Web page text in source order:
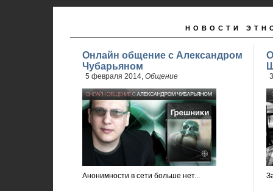
НОВОСТИ
Онлайн общение с Александром
Чубарьяном
5 февраля 2014, Общение
Анонимности в сети больше нет...